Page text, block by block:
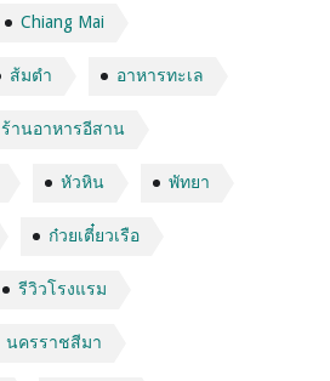
Chiang Mai
ส้มตำ อาหารทะเล
ร้านอาหารอีสาน
หัวหิน พัทยา
ก๋วยเตี๋ยวเรือ
รีวิวโรงแรม
นครราชสีมา